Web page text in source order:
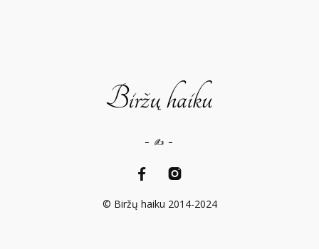
© Biržų haiku 2014-2024
– ✍️ –